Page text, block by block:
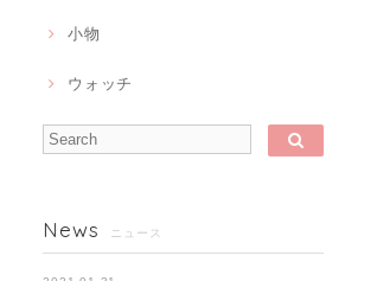
小物
ウォッチ
News ニュース